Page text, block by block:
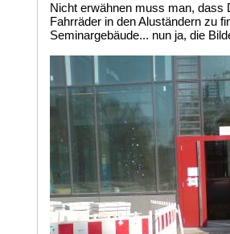
Nicht erwähnen muss man, dass
Fahrräder in den Aluständern zu
Seminargebäude... nun ja, die